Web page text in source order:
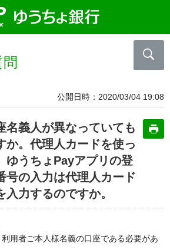
公開日時 2020/03/04 19:08
名義人が異なっていても
か。代理人カードを使っ
ゆうちょPayアプリの登
号の入力は代理人カード
入力するのですか。
用者ご本人様名義の口座である必要があ